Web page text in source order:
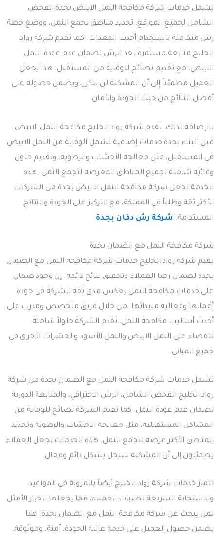
تشمل خدمات شركة مكافحة النمل الابيض بجدة الفحص
الشامل لجميع المواقع، تحديد مناطق تجمع النمل، ووضع خطة
رش متكاملة باستخدام أحدث المعدات. كما تقدم شركة رواد
الخليج متابعة مستمرة بعد الرش لضمان عدم عودة النمل
الابيض، مع تقديم نصائح للوقاية من المستقبل. هذا يجعل
العميل مطمئناً إلى أن المشكلة لن تتكرر، ويضمن حصوله على
أفضل النتائج من حيث الجودة والأمان.
بالإضافة لذلك، تقدم شركة رواد الخليج مكافحة النمل الابيض
قبل البناء بجدة خدمات إضافية تشمل الوقاية من النمل الابيض
في المستقبل، مثل معالجة الأخشاب والرطوبة، وتقديم حلول
وقائية شاملة لجميع المناطق المعرضة لتجمع النمل. هذه
الخدمة تجعل شركة مكافحة النمل الابيض بجدة من الشركات
الأكثر ثقة وطلباً في المملكة، مع التركيز على الجودة والنتائج
المستدامة. شركة رش دفان بجدة
شركة مكافحة النمل مع الضمان بجدة
تقدم شركة رواد الخليج خدمات شركة مكافحة النمل مع الضمان
بجدة لضمان رضا العملاء وتحقيق نتائج دائمة. إن وجود ضمان
على خدمات مكافحة النمل يعكس مدى ثقة الشركة في جودة
أعمالها وفعالية مبيداتها. من خلال فريق متخصص ومدرب على
أحدث أساليب مكافحة النمل، تقدم الشركة حلولاً شاملة
للقضاء على النمل الابيض والنمل الأسود والحشرات الأخرى في
جميع المباني.
تشمل خدمات شركة مكافحة النمل مع الضمان بجدة من شركة
رواد الخليج الفحص الشامل، الرش الاحترافي، والمتابعة الدورية
لضمان عدم عودة النمل. كما تقدم الشركة نصائح للوقاية من
المشاكل المستقبلية، مثل معالجة الأخشاب والرطوبة وتحديد
المناطق الأكثر عرضة لتجمع النمل. هذه الخدمات تجعل العملاء
يطمئنون إلى أن المشكلة ستحل بشكل دائم وفعال.
تتميز خدمات شركة رواد الخليج أيضاً بالمرونة في المواعيد
والاستجابة السريعة لطلبات العملاء، مما يجعلها الخيار الأمثل
لمن يبحث عن شركة مكافحة النمل مع الضمان بجدة. هذا
يضمن حصول العميل على خدمة عالية الجودة، آمنة، وموثوقة،